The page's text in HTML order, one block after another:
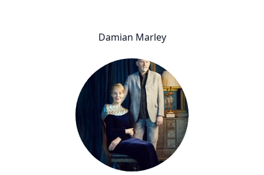
Damian Marley